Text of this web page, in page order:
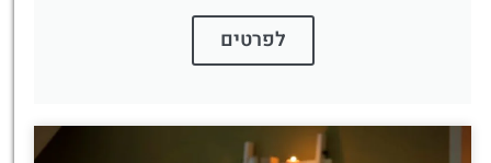
לפרטים